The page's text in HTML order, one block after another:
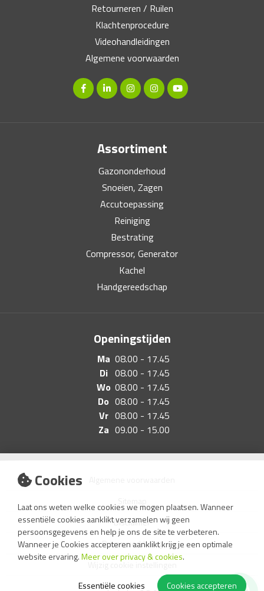
Cookies
Laat ons weten welke cookies we mogen plaatsen. Wanneer
essentiële cookies aanklikt verzamelen wij geen
persoonsgegevens en help je ons de site te verbeteren.
Wanneer je Cookies accepteren aanklikt krijg je een optimale
website ervaring.Meer over privacy & cookies.
Cookies accepteren
Essentiële cookies
Retourneren / Ruilen
Klachtenprocedure
Videohandleidingen
Algemene voorwaarden
Assortiment
Gazononderhoud
Snoeien, Zagen
Accutoepassing
Reiniging
Bestrating
Compressor, Generator
Kachel
Handgereedschap
Openingstijden
Ma 08.00 - 17.45
Di 08.00 - 17.45
Wo 08.00 - 17.45
Do 08.00 - 17.45
Vr 08.00 - 17.45
Za 09.00 - 15.00
Disclaimer
Privacyverklaring
Wijzig cookie instellingen